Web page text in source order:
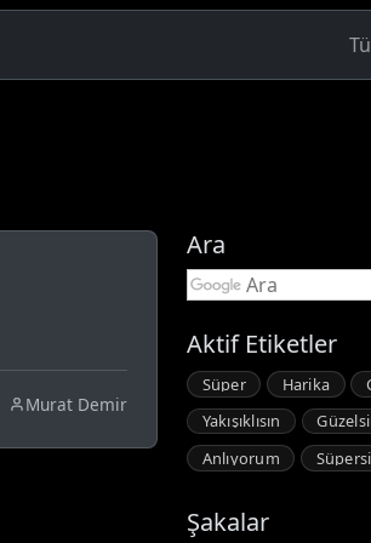
Murat Demir
Ara
Aktif Etiketler
Süper Harika
Yakışıklısın
Anlıyorum
Şakalar